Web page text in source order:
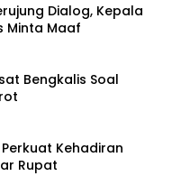
Dialog, Kepala
Minta Maaf
Bengkalis Soal
Kehadiran
Rupat